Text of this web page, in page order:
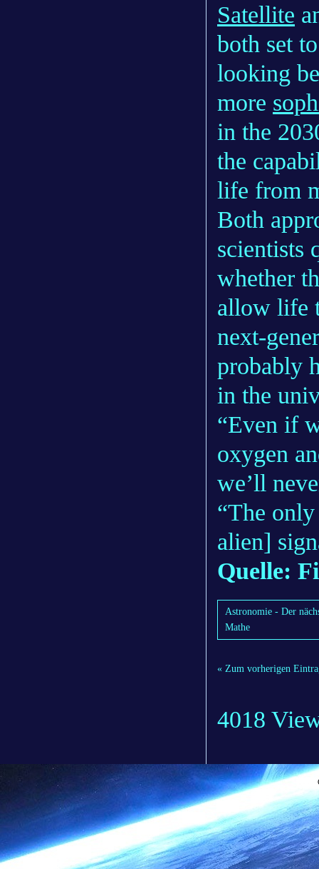
Satellite
both set
looking
more
in the
the
life from
Both
scientists
whether
allow life
next-
probably
in the
“Even if
oxygen
we’ll
“The
alien]
Quelle:
Astronomie - Der
Mathe
« Zum vorherigen
4018